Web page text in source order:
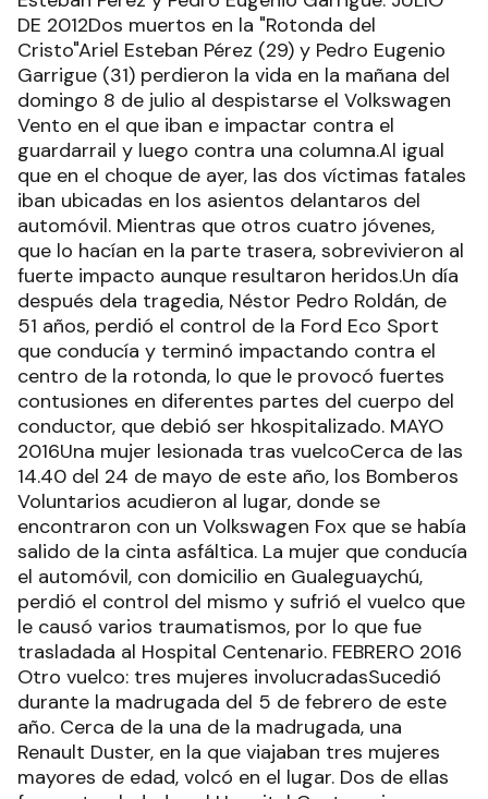
DE 2012Dos muertos en la "Rotonda del
Cristo"Ariel Esteban Pérez (29) y Pedro Eugenio
Garrigue (31) perdieron la vida en la mañana del
domingo 8 de julio al despistarse el Volkswagen
Vento en el que iban e impactar contra el
guardarrail y luego contra una columna.Al igual
que en el choque de ayer, las dos víctimas fatales
iban ubicadas en los asientos delantaros del
automóvil. Mientras que otros cuatro jóvenes,
que lo hacían en la parte trasera, sobrevivieron al
fuerte impacto aunque resultaron heridos.Un día
después dela tragedia, Néstor Pedro Roldán, de
51 años, perdió el control de la Ford Eco Sport
que conducía y terminó impactando contra el
centro de la rotonda, lo que le provocó fuertes
contusiones en diferentes partes del cuerpo del
conductor, que debió ser hkospitalizado. MAYO
2016Una mujer lesionada tras vuelcoCerca de las
14.40 del 24 de mayo de este año, los Bomberos
Voluntarios acudieron al lugar, donde se
encontraron con un Volkswagen Fox que se había
salido de la cinta asfáltica. La mujer que conducía
el automóvil, con domicilio en Gualeguaychú,
perdió el control del mismo y sufrió el vuelco que
le causó varios traumatismos, por lo que fue
trasladada al Hospital Centenario. FEBRERO 2016
Otro vuelco: tres mujeres involucradasSucedió
durante la madrugada del 5 de febrero de este
año. Cerca de la una de la madrugada, una
Renault Duster, en la que viajaban tres mujeres
mayores de edad, volcó en el lugar. Dos de ellas